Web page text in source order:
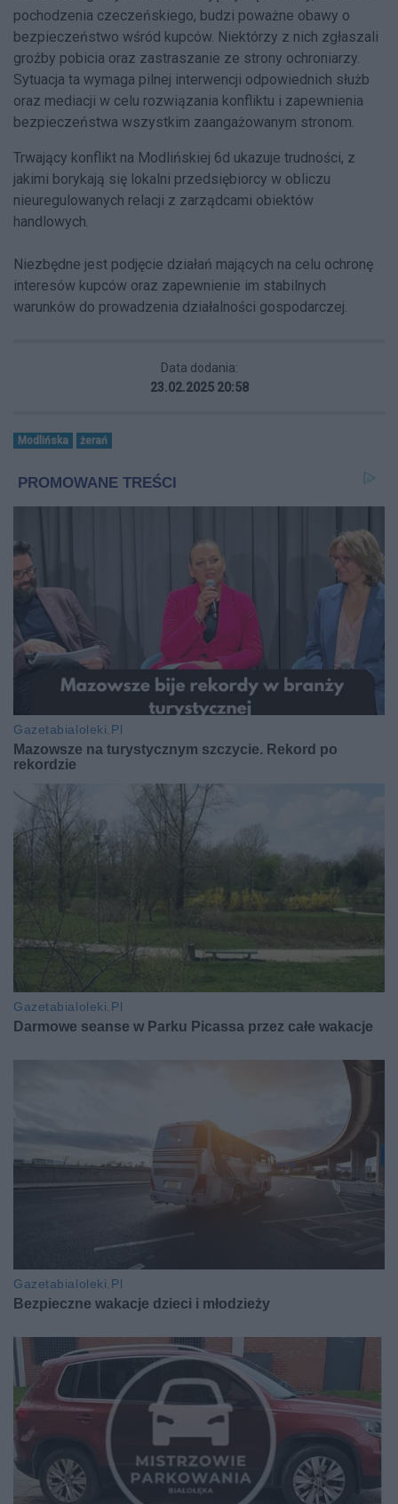
pochodzenia czeczeńskiego, budzi poważne obawy o
bezpieczeństwo wśród kupców. Niektórzy z nich zgłaszali
groźby pobicia oraz zastraszanie ze strony ochroniarzy.
Sytuacja ta wymaga pilnej interwencji odpowiednich służb
oraz mediacji w celu rozwiązania konfliktu i zapewnienia
bezpieczeństwa wszystkim zaangażowanym stronom.
Trwający konflikt na Modlińskiej 6d ukazuje trudności, z
jakimi borykają się lokalni przedsiębiorcy w obliczu
nieuregulowanych relacji z zarządcami obiektów
handlowych.
Niezbędne jest podjęcie działań mających na celu ochronę
interesów kupców oraz zapewnienie im stabilnych
warunków do prowadzenia działalności gospodarczej.
Data dodania:
23.02.2025 20:58
Modlińska żerań